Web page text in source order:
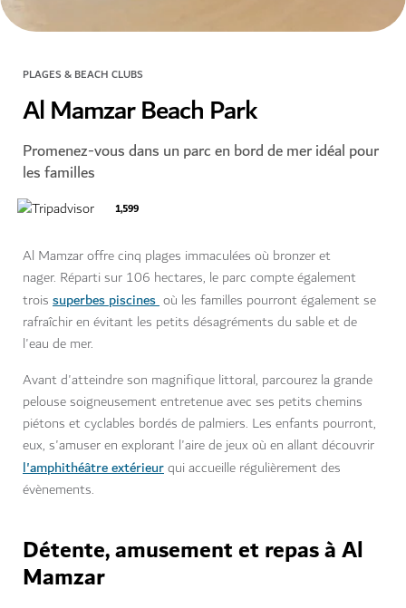
PLAGES & BEACH CLUBS
Al Mamzar Beach Park
Promenez-vous dans un parc en bord de mer idéal pour
les familles
1,599
Al Mamzar offre cinq plages immaculées où bronzer et
nager. Réparti sur 106 hectares, le parc compte également
trois superbes piscinesoù les familles pourront également se
rafraîchir en évitant les petits désagréments du sable et de
l'eau de mer.
Avant d'atteindre son magnifique littoral, parcourez la grande
pelouse soigneusement entretenue avec ses petits chemins
piétons et cyclables bordés de palmiers. Les enfants pourront,
eux, s'amuser en explorant l'aire de jeux où en allant découvrir
l'amphithéâtre extérieurqui accueille régulièrement des
évènements.
Détente, amusement et repas à Al
Mamzar